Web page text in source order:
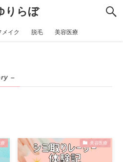
りらぼ
メイク 脱毛 美容医療
–
美容医療